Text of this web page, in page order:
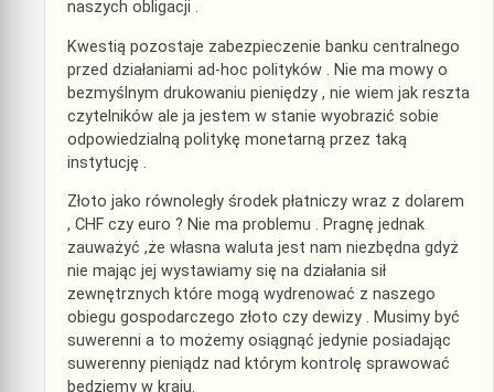
naszych obligacji .
Kwestią pozostaje zabezpieczenie banku centralnego
przed działaniami ad-hoc polityków . Nie ma mowy o
bezmyślnym drukowaniu pieniędzy , nie wiem jak reszta
czytelników ale ja jestem w stanie wyobrazić sobie
odpowiedzialną politykę monetarną przez taką
instytucję .
Złoto jako równoległy środek płatniczy wraz z dolarem
, CHF czy euro ? Nie ma problemu . Pragnę jednak
zauważyć ,że własna waluta jest nam niezbędna gdyż
nie mając jej wystawiamy się na działania sił
zewnętrznych które mogą wydrenować z naszego
obiegu gospodarczego złoto czy dewizy . Musimy być
suwerenni a to możemy osiągnąć jedynie posiadając
suwerenny pieniądz nad którym kontrolę sprawować
będziemy w kraju.